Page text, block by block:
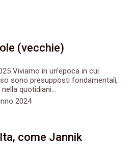
(vecchie)
Viviamo in un’epoca in cui
sono presupposti fondamentali,
quotidiani...
2024
come Jannik